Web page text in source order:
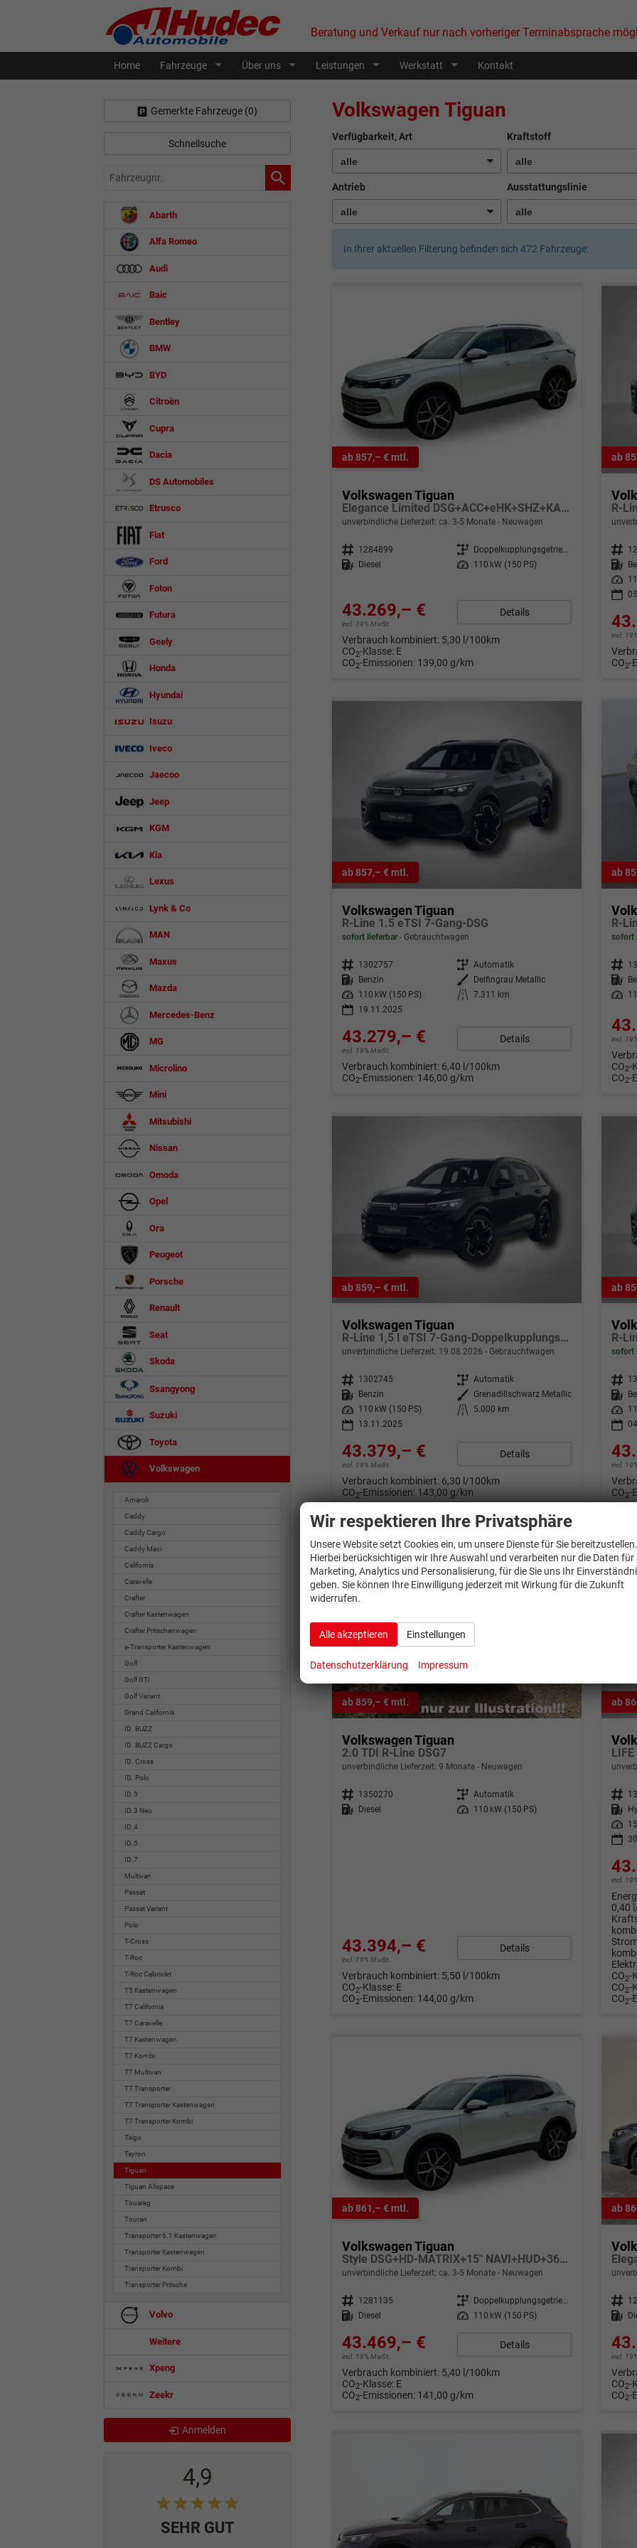
Beratung und Verkauf nur nach vorheriger Terminabsprache
Home Fahrzeuge Über uns Leistungen Werkstatt Kontakt
Volkswagen Tiguan
Verfügbarkeit, Art Kraftstoff
Antrieb Ausstattungslinie
In Ihrer aktuellen Filterung befinden sich 472 Fahrzeuge:
ab 857,– € mtl.
Volkswagen Tiguan
Elegance Limited DSG+ACC+eHK+SHZ+KAMERA+MASSAGE+APP+LED PLUS+18" LM
unverbindliche Lieferzeit: ca. 3-5 Monate Neuwagen
Fahrzeugnr. 1284899 Getriebe
Doppelkupplungsgetriebe (DSG)
Kraftstoff
Diesel Leistung 110 kW (150 PS)
43.269,– €
incl. 19% MwSt.
Details
Verbrauch kombiniert: 5,30 l/100km
CO2-Klasse: E
CO2-Emissionen: 139,00 g/km
ab
Fahrzeugnr.
Kraftstoff
Leistung
incl.
CO2-
ab 857,– € mtl.
Volkswagen Tiguan
R-Line 1.5 eTSI 7-Gang-DSG
sofort lieferbar Gebrauchtwagen
Fahrzeugnr. 1302757 Getriebe Automatik
Kraftstoff Benzin Außenfarbe
Delfingrau Metallic
Leistung
110 kW (150 PS) Kilometerstand
7.311 km
19.11.2025
43.279,– €
incl. 19% MwSt.
Details
Verbrauch kombiniert: 6,40 l/100km
CO2-Emissionen: 146,00 g/km
ab
sofort
Fahrzeugnr.
Kraftstoff
Leistung
incl.
CO2-
CO2-
ab 859,– € mtl.
Volkswagen Tiguan
R-Line 1,5 l eTSI 7-Gang-Doppelkupplungsgetriebe DSG
unverbindliche Lieferzeit: 19.08.2026 Gebrauchtwagen
Fahrzeugnr. 1302745 Getriebe Automatik
Kraftstoff
Benzin Außenfarbe
Grenadillschwarz Metallic
Leistung
110 kW (150 PS) Kilometerstand
5.000 km
13.11.2025
43.379,– €
incl. 19% MwSt.
Details
Verbrauch kombiniert: 6,30 l/100km
CO2-Emissionen: 143,00 g/km
ab
R-
sofort
Fahrzeugnr.
Kraftstoff
Leistung
incl.
CO2-
ab 859,– € mtl.
Volkswagen Tiguan
2.0 TDI R-Line DSG7
unverbindliche Lieferzeit: 9 Monate Neuwagen
Fahrzeugnr. 1350270 Getriebe Automatik
Kraftstoff
Diesel Leistung 110 kW (150 PS)
43.394,– €
incl. 19% MwSt.
Details
Verbrauch kombiniert: 5,50 l/100km
CO2-Klasse: E
CO2-Emissionen: 144,00 g/km
ab
Fahrzeugnr.
Kraftstoff
Leistung
incl.
0,40
CO2-
CO2-
CO2-
ab 861,– € mtl.
Volkswagen Tiguan
Style DSG+HD-MATRIX+15" NAVI+HUD+360°+MASSAGE
unverbindliche Lieferzeit: ca. 3-5 Monate Neuwagen
Fahrzeugnr. 1281135 Getriebe
Doppelkupplungsgetriebe (DSG)
Kraftstoff Diesel Leistung 110 kW (150 PS)
43.469,– €
incl. 19% MwSt.
Details
Verbrauch kombiniert: 5,40 l/100km
CO2-Klasse: E
CO2-Emissionen: 141,00 g/km
ab
Fahrzeugnr.
Kraftstoff
incl.
CO2-
CO2-
Gemerkte Fahrzeuge (0)
Schnellsuche
Fahrzeugnr.
Abarth
Alfa Romeo
Audi
Baic
Bentley
BMW
BYD
Citroën
Cupra
Dacia
DS Automobiles
Etrusco
Fiat
Ford
Foton
Futura
Geely
Honda
Hyundai
Isuzu
Iveco
Jaecoo
Jeep
KGM
Kia
Lexus
Lynk & Co
MAN
Maxus
Mazda
Mercedes-Benz
MG
Microlino
Mini
Mitsubishi
Nissan
Omoda
Opel
Ora
Peugeot
Porsche
Renault
Seat
Skoda
Ssangyong
Suzuki
Toyota
Volkswagen
Amarok
Caddy
Caddy Cargo
Caddy Maxi
California
Caravelle
Crafter
Crafter Kastenwagen
Crafter Pritschenwagen
e-Transporter Kastenwagen
Golf
Golf GTI
Golf Variant
Grand California
ID. BUZZ
ID. BUZZ Cargo
ID. Cross
ID. Polo
ID.3
ID.3 Neo
ID.4
ID.5
ID.7
Multivan
Passat
Passat Variant
Polo
T-Cross
T-Roc
T-Roc Cabriolet
T5 Kastenwagen
T7 California
T7 Caravelle
T7 Kastenwagen
T7 Kombi
T7 Multivan
T7 Transporter
T7 Transporter Kastenwagen
T7 Transporter Kombi
Taigo
Tayron
Tiguan
Tiguan Allspace
Touareg
Touran
Transporter 6.1 Kastenwagen
Transporter Kastenwagen
Transporter Kombi
Transporter Pritsche
Volvo
Weitere
Xpeng
Zeekr
Anmelden
4,9
SEHR GUT
Wir respektieren Ihre Privatsphäre
Unsere Website setzt Cookies ein, um unsere Dienste für Sie bereitzustellen.
Hierbei berücksichtigen wir Ihre Auswahl und verarbeiten nur die Daten für
Marketing, Analytics und Personalisierung, für die Sie uns Ihr
geben. Sie können Ihre Einwilligung jederzeit mit Wirkung für die Zukunft
widerrufen.
Alle akzeptieren Einstellungen
Datenschutzerklärung Impressum